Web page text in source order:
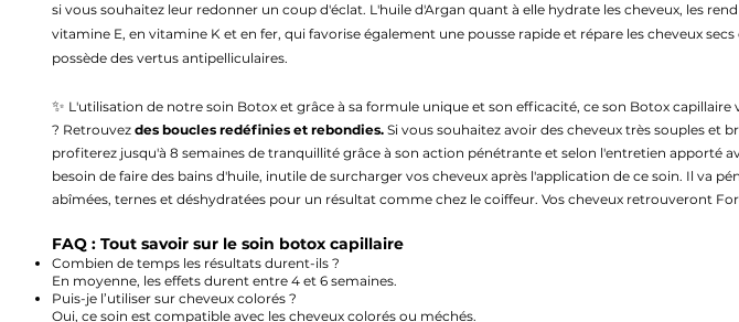
si vous souhaitez leur redonner un coup d'éclat. L'huile d'Argan quant à elle hydrate les cheveux, les
vitamine E, en vitamine K et en fer, qui favorise également une pousse rapide et répare les cheveux secs
possède des vertus antipelliculaires.
✨ L'utilisation de notre soin Botox et grâce à sa formule unique et son efficacité, ce son Botox capillaire
? Retrouvez des boucles redéfinies et rebondies. Si vous souhaitez avoir des cheveux très souples et
profiterez jusqu'à 8 semaines de tranquillité grâce à son action pénétrante et selon l'entretien apporté
besoin de faire des bains d'huile, inutile de surcharger vos cheveux après l'application de ce soin. Il va
abîmées, ternes et déshydratées pour un résultat comme chez le coiffeur. Vos cheveux retrouveront
FAQ : Tout savoir sur le soin botox capillaire
Combien de temps les résultats durent-ils ?
En moyenne, les effets durent entre 4 et 6 semaines.
Puis-je l’utiliser sur cheveux colorés ?
Oui, ce soin est compatible avec les cheveux colorés ou méchés.